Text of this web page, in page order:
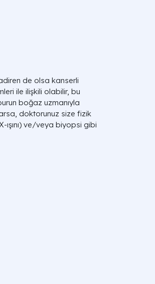
de olsa kanserli
ile ilişkili olabilir, bu
boğaz uzmanıyla
doktorunuz size fizik
ve/veya biyopsi gibi